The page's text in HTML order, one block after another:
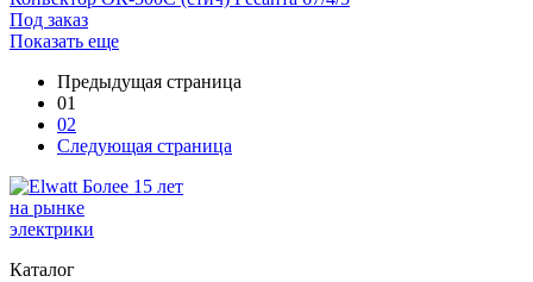
Под заказ
Показать еще
Предыдущая страница
01
02
Следующая страница
Более 15 лет
на рынке
электрики
Каталог